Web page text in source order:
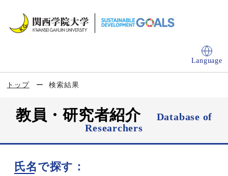
Language
トップ 検索結果
教員・研究者紹介
Database of
Researchers
氏名で探す：